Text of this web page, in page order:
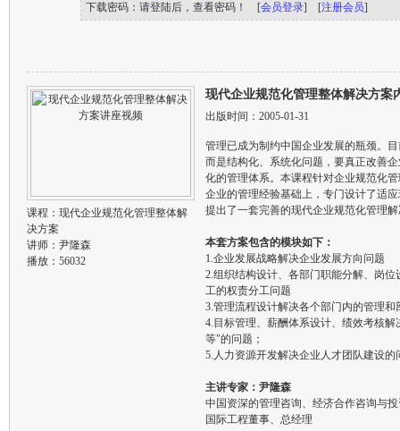
下载密码：请登陆后，查看密码！ [会员登录] [注册会员]
课程： 现代企业规范化管理整体解
决方案
讲师： 尹隆森
播放：56032
现代企业规范化管理整体解决方案
出版时间：2005-01-31
管理已成为制约中国企业发展的瓶颈。
而是结构化、系统化问题，要真正改善
化的管理体系。本课程针对企业规范化
企业的管理经验基础上，专门设计了适
提出了一套完善的现代企业规范化管理
本套方案包含的模块如下：
1.企业发展战略解决企业发展方向问题
2.组织结构设计、各部门职能分解、岗
工的权责分工问题
3.管理流程设计解决各个部门内的管理和
4.目标管理、薪酬体系设计、绩效考核
等"的问题；
5.人力资源开发解决企业人才团队建设的
主讲专家：尹隆森
中国资深的管理咨询、经济合作咨询与
国际工程董事、总经理